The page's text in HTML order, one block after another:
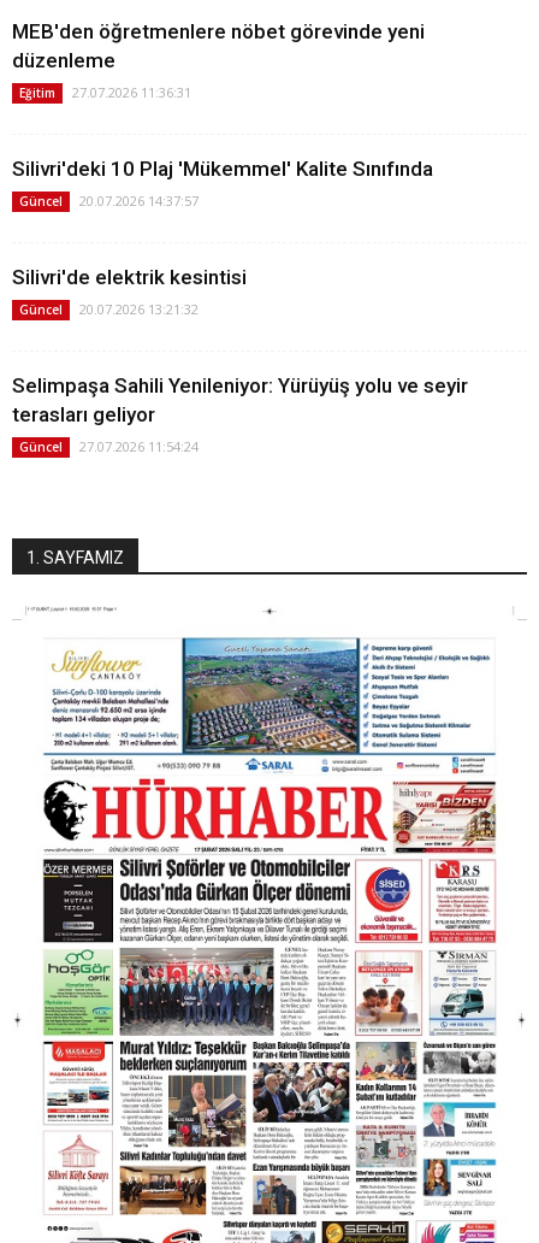
MEB'den öğretmenlere nöbet görevinde yeni
düzenleme
Eğitim 27.07.2026 11:36:31
Silivri'deki 10 Plaj 'Mükemmel' Kalite Sınıfında
Güncel 20.07.2026 14:37:57
Silivri'de elektrik kesintisi
Güncel 20.07.2026 13:21:32
Selimpaşa Sahili Yenileniyor: Yürüyüş yolu ve seyir
terasları geliyor
Güncel 27.07.2026 11:54:24
1. SAYFAMIZ